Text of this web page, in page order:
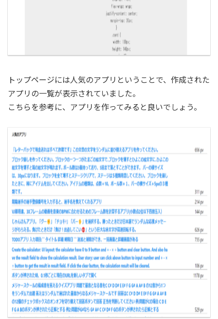
トップページには人気のアプリということで、作成された
アプリの一覧が表示されていました。
こちらを参考に、アプリを作ってみると良いでしょう。